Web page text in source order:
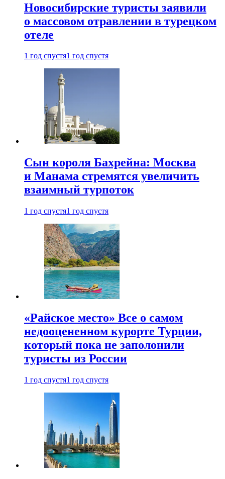
Новосибирские туристы заявили
о массовом отравлении в турецком
отеле
1 год спустя1 год спустя
Сын короля Бахрейна: Москва
и Манама стремятся увеличить
взаимный турпоток
1 год спустя1 год спустя
«Райское место» Все о самом
недооцененном курорте Турции,
который пока не заполонили
туристы из России
1 год спустя1 год спустя